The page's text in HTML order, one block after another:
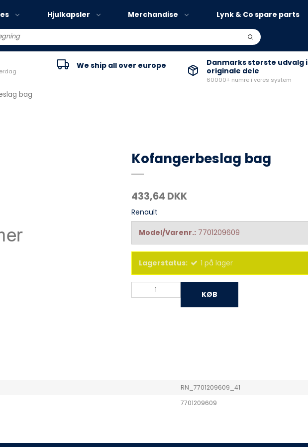
Volvo EX30
Volvo EC40
Hjulkapsler Merchandise Lynk & Co spare parts
We ship all over europe
Danmarks største udvalg i
originale dele
60000+ numre i vores system
bag
Kofangerbeslag bag
433,64 DKK
Renault
Model/Varenr.: 7701209609
Lagerstatus: 1 på lager
KØB
RN_7701209609_41
7701209609